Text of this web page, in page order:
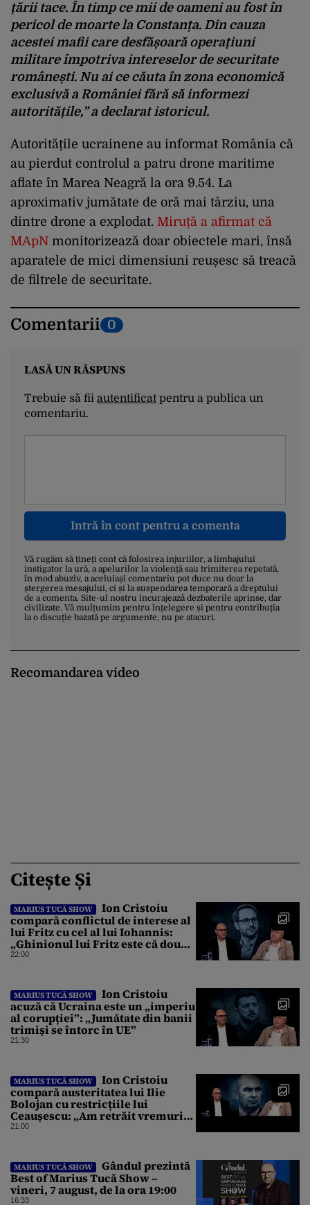
țării tace. În timp ce mii de oameni au fost în
pericol de moarte la Constanța. Din cauza
acestei mafii care desfășoară operațiuni
militare împotriva intereselor de securitate
românești. Nu ai ce căuta în zona economică
exclusivă a României fără să informezi
autoritățile,” a declarat istoricul.
Autoritățile ucrainene au informat România că
au pierdut controlul a patru drone maritime
aflate în Marea Neagră la ora 9.54. La
aproximativ jumătate de oră mai târziu, una
dintre drone a explodat. Miruță a afirmat că
MApN monitorizează doar obiectele mari, însă
aparatele de mici dimensiuni reușesc să treacă
de filtrele de securitate.
Comentarii 0
LASĂ UN RĂSPUNS
Trebuie să fii autentificatpentru a publica un
comentariu.
Intră în cont pentru a comenta
Vă rugăm să țineți cont că folosirea injuriilor, a limbajului
instigator la ură, a apelurilor la violență sau trimiterea repetată,
în mod abuziv, a aceluiași comentariu pot duce nu doar la
ștergerea mesajului, ci și la suspendarea temporară a dreptului
de a comenta. Site-ul nostru încurajează dezbaterile aprinse, dar
civilizate. Vă mulțumim pentru înțelegere și pentru contribuția
la o discuție bazată pe argumente, nu pe atacuri.
Recomandarea video
Citește Și
MARIUS TUCĂ SHOW
Ion Cristoiu
compară conflictul de interese al
lui Fritz cu cel al lui Iohannis:
„Ghinionul lui Fritz este că două
instanțe l-au declarat
22:00
MARIUS TUCĂ SHOW
Ion Cristoiu
acuză că Ucraina este un „imperiu
al corupției”: „Jumătate din banii
trimiși se întorc în UE”
21:30
MARIUS TUCĂ SHOW
Ion Cristoiu
compară austeritatea lui Ilie
Bolojan cu restricțiile lui
Ceaușescu: „Am retrăit vremurile
tinereții”
21:00
MARIUS TUCĂ SHOW
Gândul prezintă
Best of Marius Tucă Show –
vineri, 7 august, de la ora 19:00
16:33